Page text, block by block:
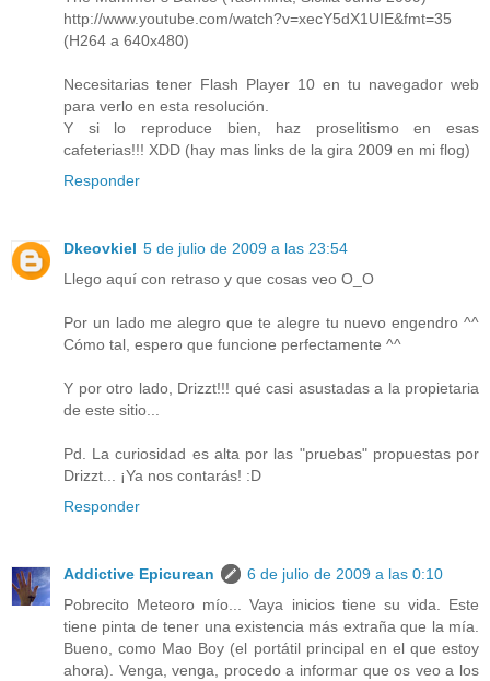
http://www.youtube.com/watch?v=xecY5dX1UIE&fmt=35
(H264 a 640x480)
Necesitarias tener Flash Player 10 en tu navegador web
para verlo en esta resolución.
Y si lo reproduce bien, haz proselitismo en esas
cafeterias!!! XDD (hay mas links de la gira 2009 en mi flog)
Responder
Dkeovkiel 5 de julio de 2009 a las 23:54
Llego aquí con retraso y que cosas veo O_O
Por un lado me alegro que te alegre tu nuevo engendro ^^
Cómo tal, espero que funcione perfectamente ^^
Y por otro lado, Drizzt!!! qué casi asustadas a la propietaria
de este sitio...
Pd. La curiosidad es alta por las "pruebas" propuestas por
Drizzt... ¡Ya nos contarás! :D
Responder
Addictive Epicurean
6 de julio de 2009 a las 0:10
Pobrecito Meteoro mío... Vaya inicios tiene su vida. Este
tiene pinta de tener una existencia más extraña que la mía.
Bueno, como Mao Boy (el portátil principal en el que estoy
ahora). Venga, venga, procedo a informar que os veo a los